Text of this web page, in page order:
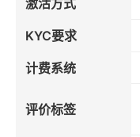
激活方式
KYC要求
计费系统
评价标签